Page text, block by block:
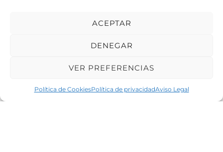
ACEPTAR
DENEGAR
VER PREFERENCIAS
Política de CookiesPolítica de privacidadAviso Legal
Tu seguridad, nuestra
responsabilidad: protección sin
interrupciones